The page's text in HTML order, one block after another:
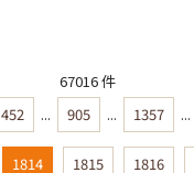
67016 件
452 ... 905 ... 1357 ...
1814 1815 1816